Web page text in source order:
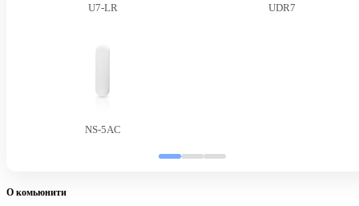
U7-LR UDR7
NS-5AC
О комьюнити